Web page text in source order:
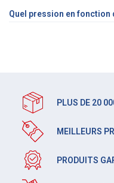
Quel pression en fonction
PLUS DE 20
MEILLEURS
PRODUITS